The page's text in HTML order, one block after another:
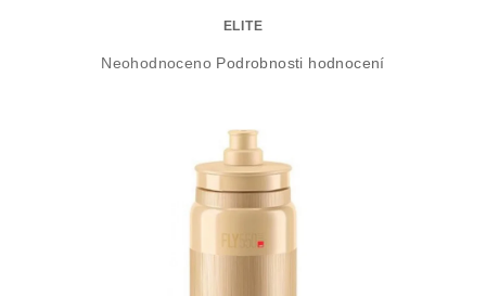
ELITE
Průměrné
Neohodnoceno Podrobnosti hodnocení